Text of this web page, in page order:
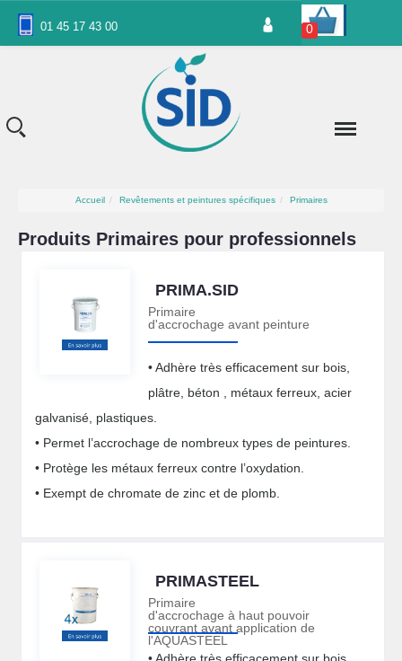
01 45 17 43 00 0
Accueil Revêtements et peintures spécifiques Primaires
Produits Primaires pour professionnels
PRIMA.SID
Primaire
d'accrochage avant peinture
• Adhère très efficacement sur bois,
plâtre, béton , métaux ferreux, acier
galvanisé, plastiques.
• Permet l’accrochage de nombreux types de peintures.
• Protège les métaux ferreux contre l’oxydation.
• Exempt de chromate de zinc et de plomb.
PRIMASTEEL
Primaire
d'accrochage à haut pouvoir
couvrant avant application de
l'AQUASTEEL